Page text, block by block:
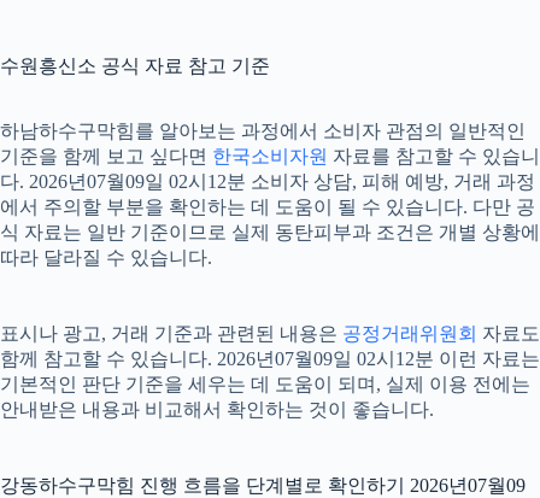
수원흥신소 공식 자료 참고 기준
하남하수구막힘를 알아보는 과정에서 소비자 관점의 일반적인
기준을 함께 보고 싶다면 한국소비자원 자료를 참고할 수 있습니
다. 2026년07월09일 02시12분 소비자 상담, 피해 예방, 거래 과정
에서 주의할 부분을 확인하는 데 도움이 될 수 있습니다. 다만 공
식 자료는 일반 기준이므로 실제 동탄피부과 조건은 개별 상황에
따라 달라질 수 있습니다.
표시나 광고, 거래 기준과 관련된 내용은 공정거래위원회 자료도
함께 참고할 수 있습니다. 2026년07월09일 02시12분 이런 자료는
기본적인 판단 기준을 세우는 데 도움이 되며, 실제 이용 전에는
안내받은 내용과 비교해서 확인하는 것이 좋습니다.
강동하수구막힘 진행 흐름을 단계별로 확인하기 2026년07월09